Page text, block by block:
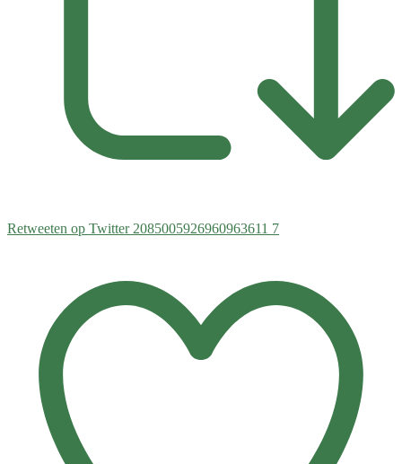
Retweeten op Twitter 2085005926960963611 7